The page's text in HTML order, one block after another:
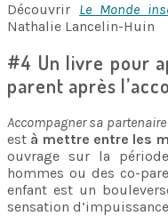
Découvrir Le Monde
Nathalie Lancelin-Huin
#4 Un livre pour
parent après
Accompagner sa
est à mettre entre les
ouvrage sur la
hommes ou des co-
enfant est un
sensation